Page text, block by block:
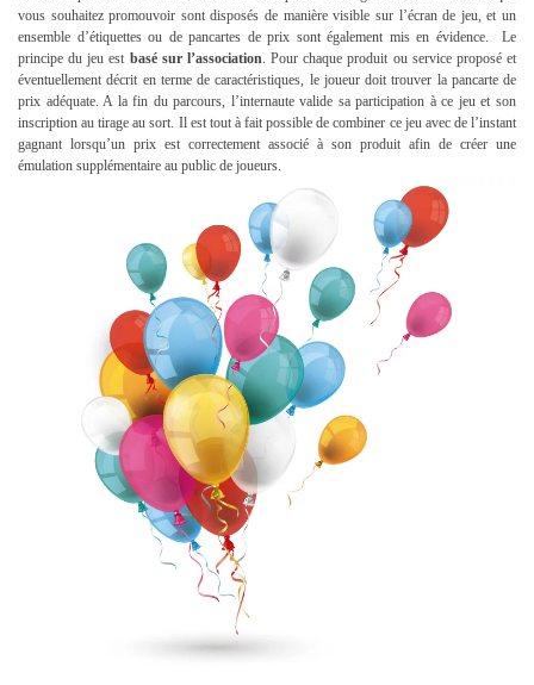
vous souhaitez promouvoir sont disposés de manière visible sur l’écran de jeu, et un
ensemble d’étiquettes ou de pancartes de prix sont également mis en évidence. Le
principe du jeu est basé sur l’association. Pour chaque produit ou service proposé et
éventuellement décrit en terme de caractéristiques, le joueur doit trouver la pancarte de
prix adéquate. A la fin du parcours, l’internaute valide sa participation à ce jeu et son
inscription au tirage au sort. Il est tout à fait possible de combiner ce jeu avec de l’instant
gagnant lorsqu’un prix est correctement associé à son produit afin de créer une
émulation supplémentaire au public de joueurs.